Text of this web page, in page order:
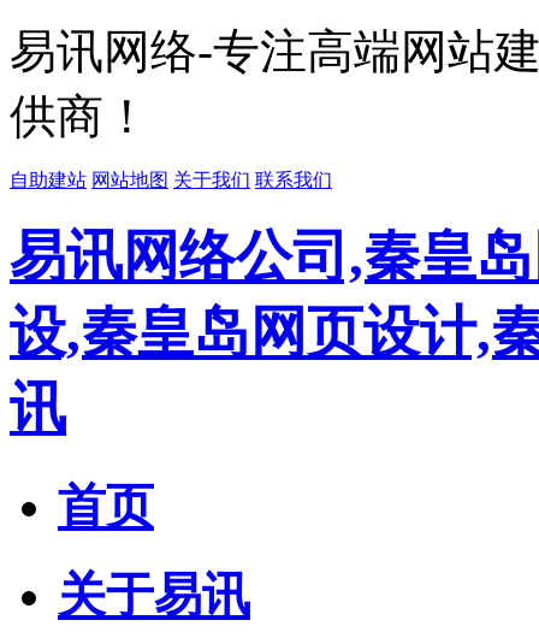
易讯网络-专注高端网站
供商！
自助建站 网站地图 关于我们 联系我们
易讯网络公司,秦皇
设,秦皇岛网页设计,
讯
首页
关于易讯